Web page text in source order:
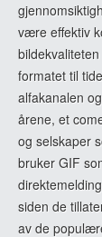
være effektiv
formatet til
alfakanalen
årene, et
og selskaper
bruker GIF
siden de
av de